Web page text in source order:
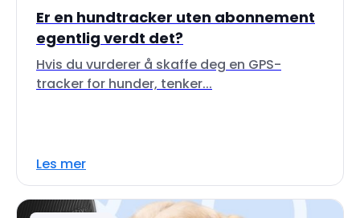
Er en hundtracker uten abonnement
egentlig verdt det?
Hvis du vurderer å skaffe deg en GPS-
tracker for hunder, tenker...
Les mer